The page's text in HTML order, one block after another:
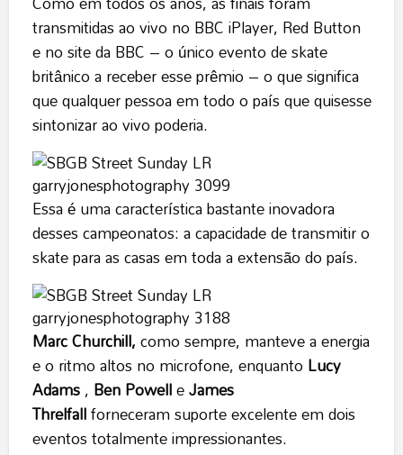
transmitidas ao vivo no BBC iPlayer, Red Button
e no site da BBC – o único evento de skate
britânico a receber esse prêmio – o que significa
que qualquer pessoa em todo o país que quisesse
sintonizar ao vivo poderia.
Essa é uma característica bastante inovadora
desses campeonatos: a capacidade de transmitir o
skate para as casas em toda a extensão do país.
Marc Churchill,como sempre, manteve a energia
e o ritmo altos no microfone, enquanto Lucy
Adams, Ben PowelleJames
Threlfallforneceram suporte excelente em dois
eventos totalmente impressionantes.